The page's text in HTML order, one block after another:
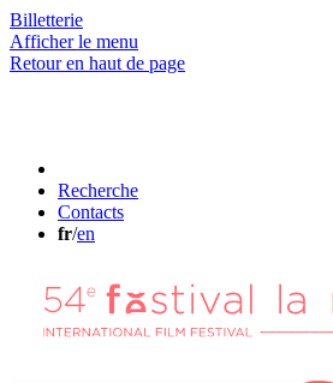
Billetterie
Afficher le menu
Retour en haut de page
Recherche
Contacts
fr/en